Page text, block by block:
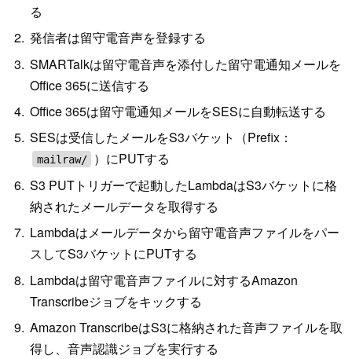
る
発信者は留守電音声を登録する
SMARTalkは留守電音声を添付した留守電通知メールを
Office 365に送信する
Office 365は留守電通知メールをSESに自動転送する
SESは受信したメールをS3バケット（Prefix：
mailraw/
）にPUTする
S3 PUTトリガーで起動したLambdaはS3バケットに格
納されたメールデータを取得する
Lambdaはメールデータから留守電音声ファイルをパー
スしてS3バケットにPUTする
Lambdaは留守電音声ファイルに対するAmazon
Transcribeジョブをキックする
Amazon TranscribeはS3に格納された音声ファイルを取
得し、音声認識ジョブを実行する